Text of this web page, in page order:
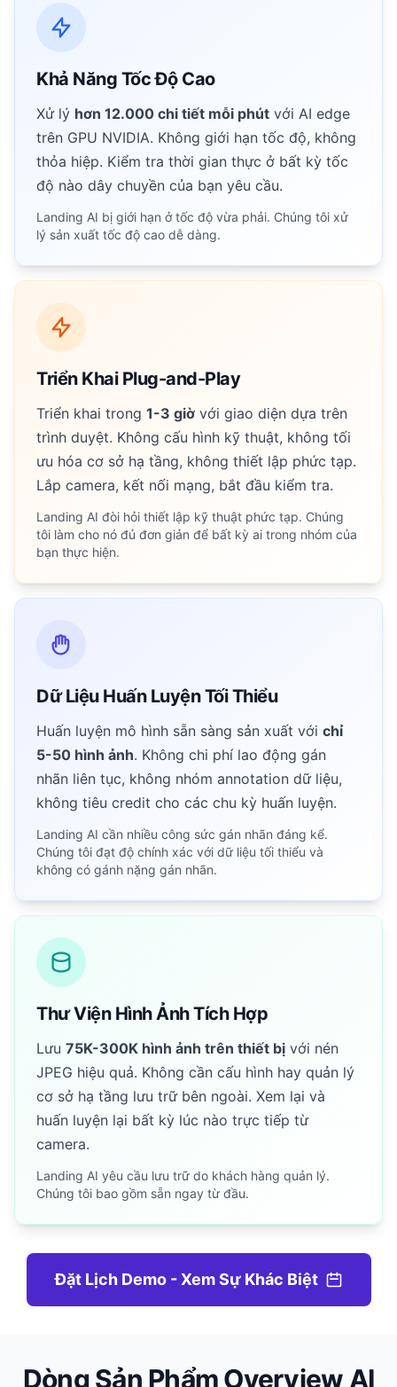
Khả Năng Tốc Độ Cao
Xử lý hơn 12.000 chi tiết mỗi phút với AI edge
trên GPU NVIDIA. Không giới hạn tốc độ, không
thỏa hiệp. Kiểm tra thời gian thực ở bất kỳ tốc
độ nào dây chuyền của bạn yêu cầu.
Landing AI bị giới hạn ở tốc độ vừa phải. Chúng tôi xử
lý sản xuất tốc độ cao dễ dàng.
Triển Khai Plug-and-Play
Triển khai trong 1-3 giờ với giao diện dựa trên
trình duyệt. Không cấu hình kỹ thuật, không tối
ưu hóa cơ sở hạ tầng, không thiết lập phức tạp.
Lắp camera, kết nối mạng, bắt đầu kiểm tra.
Landing AI đòi hỏi thiết lập kỹ thuật phức tạp. Chúng
tôi làm cho nó đủ đơn giản để bất kỳ ai trong nhóm của
bạn thực hiện.
Dữ Liệu Huấn Luyện Tối Thiểu
Huấn luyện mô hình sẵn sàng sản xuất với chỉ
5-50 hình ảnh. Không chi phí lao động gán
nhãn liên tục, không nhóm annotation dữ liệu,
không tiêu credit cho các chu kỳ huấn luyện.
Landing AI cần nhiều công sức gán nhãn đáng kể.
Chúng tôi đạt độ chính xác với dữ liệu tối thiểu và
không có gánh nặng gán nhãn.
Thư Viện Hình Ảnh Tích Hợp
Lưu 75K-300K hình ảnh trên thiết bị với nén
JPEG hiệu quả. Không cần cấu hình hay quản lý
cơ sở hạ tầng lưu trữ bên ngoài. Xem lại và
huấn luyện lại bất kỳ lúc nào trực tiếp từ
camera.
Landing AI yêu cầu lưu trữ do khách hàng quản lý.
Chúng tôi bao gồm sẵn ngay từ đầu.
Đặt Lịch Demo - Xem Sự Khác Biệt
Dòng Sản Phẩm Overview AI